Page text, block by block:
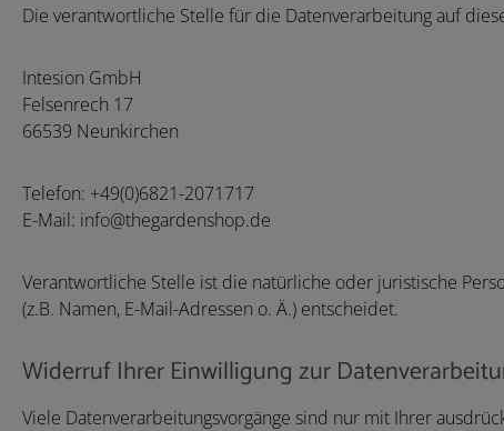
Die verantwortliche Stelle für die Datenverarbeitung auf
Intesion GmbH
Felsenrech 17
66539 Neunkirchen
Telefon: +49(0)6821-2071717
E-Mail: info@thegardenshop.de
Verantwortliche Stelle ist die natürliche oder juristische
(z.B. Namen, E-Mail-Adressen o. Ä.) entscheidet.
Widerruf Ihrer Einwilligung zur
Viele Datenverarbeitungsvorgänge sind nur mit Ihrer